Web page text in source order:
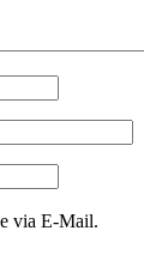
via E-Mail.